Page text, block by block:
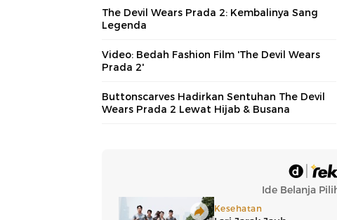
The Devil Wears Prada 2: Kembalinya Sang
Legenda
Video: Bedah Fashion Film 'The Devil Wears
Prada 2'
Buttonscarves Hadirkan Sentuhan The Devil
Wears Prada 2 Lewat Hijab & Busana